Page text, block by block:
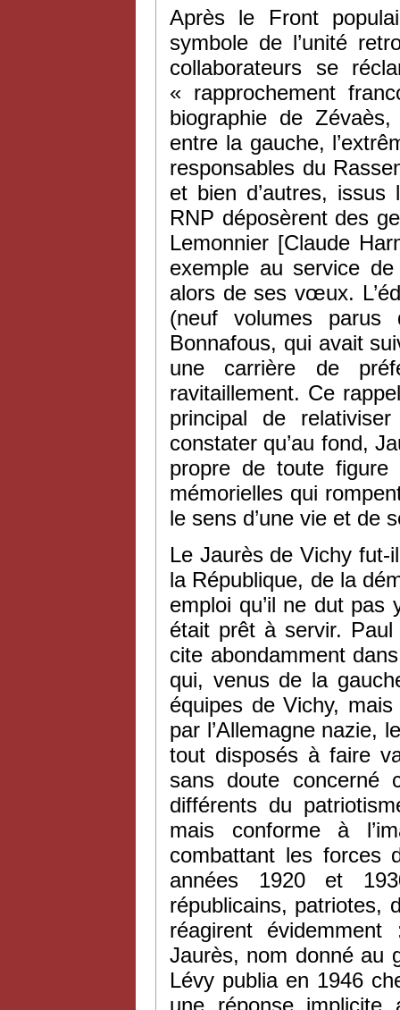
Après le Front
symbole de l’unité
collaborateurs se
« rapprochement
biographie de
entre la gauche,
responsables du
et bien d’autres,
RNP déposèrent des
Lemonnier [Claude
exemple au service de
alors de ses vœux.
(neuf volumes parus
Bonnafous, qui avait
une carrière de
ravitaillement. Ce
principal de
constater qu’au fond,
propre de toute figure
mémorielles qui
le sens d’une vie et de
Le Jaurès de Vichy fut-
la République, de la
emploi qu’il ne dut
était prêt à servir.
cite abondamment
qui, venus de la
équipes de Vichy,
par l’Allemagne nazie,
tout disposés à faire
sans doute concerné
différents du
mais conforme à
combattant les forces
années 1920 et
républicains, patriotes,
réagirent
Jaurès, nom donné au
Lévy publia en 1946
une réponse implicite